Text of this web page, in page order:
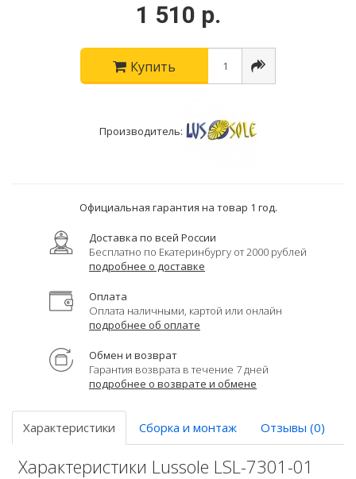
1 510 р.
Купить
Производитель:
Официальная гарантия на товар 1 год.
Доставка по всей России
Бесплатно по Екатеринбургу от 2000 рублей
подробнее о доставке
Оплата
Оплата наличными, картой или онлайн
подробнее об оплате
Обмен и возврат
Гарантия возврата в течение 7 дней
подробнее о возврате и обмене
Характеристики Сборка и монтаж Отзывы (0)
Характеристики Lussole LSL-7301-01